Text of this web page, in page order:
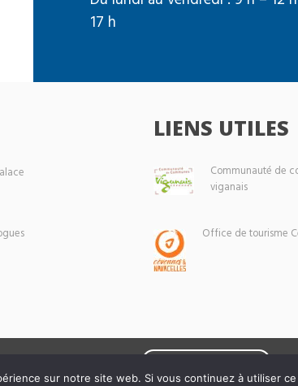
17 h
LIENS UTILES
Communauté de
viganais
Office de tourisme
sur notre site web. Si vous continuez à utiliser